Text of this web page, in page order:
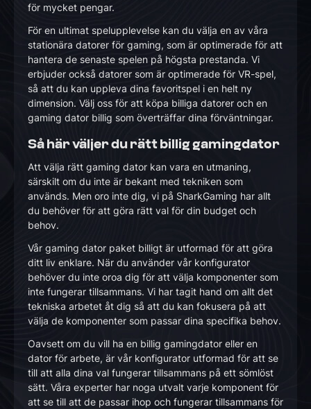
för mycket pengar.
För en ultimat spelupplevelse kan du välja en av våra
stationära datorer för gaming, som är optimerade för att
hantera de senaste spelen på högsta prestanda. Vi
erbjuder också datorer som är optimerade för VR-spel,
så att du kan uppleva dina favoritspel i en helt ny
dimension. Välj oss för att köpa billiga datorer och en
gaming dator billig som överträffar dina förväntningar.
Så här väljer du rätt billig gamingdator
Att välja rätt gaming dator kan vara en utmaning,
särskilt om du inte är bekant med tekniken som
används. Men oro inte dig, vi på SharkGaming har allt
du behöver för att göra rätt val för din budget och
behov.
Vår gaming dator paket billigt är utformad för att göra
ditt liv enklare. När du använder vår konfigurator
behöver du inte oroa dig för att välja komponenter som
inte fungerar tillsammans. Vi har tagit hand om allt det
tekniska arbetet åt dig så att du kan fokusera på att
välja de komponenter som passar dina specifika behov.
Oavsett om du vill ha en billig gamingdator eller en
dator för arbete, är vår konfigurator utformad för att se
till att alla dina val fungerar tillsammans på ett sömlöst
sätt. Våra experter har noga utvalt varje komponent för
att se till att de passar ihop och fungerar tillsammans för